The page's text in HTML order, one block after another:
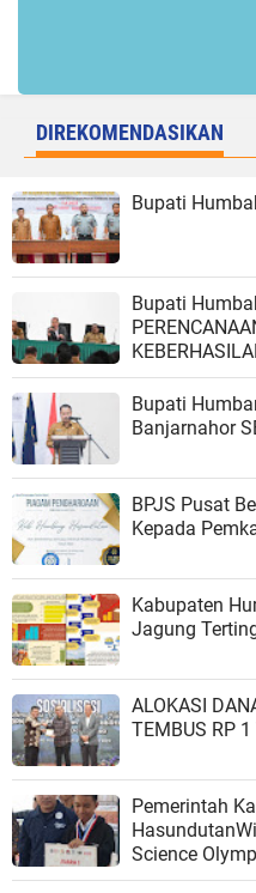
DIREKOMENDASIKAN
Bupati
Bupati
Bupati
Banjarnahor
BPJS Pusat
Kepada
Kabupaten
Jagung
ALOKASI
TEMBUS RP 1
Pemerintah
Science